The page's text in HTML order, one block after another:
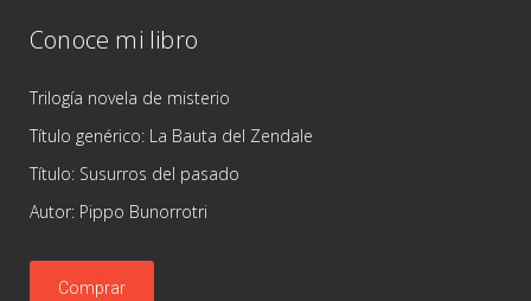
Conoce mi libro
Trilogía novela de misterio
Título genérico: La Bauta del Zendale
Título: Susurros del pasado
Autor: Pippo Bunorrotri
Comprar